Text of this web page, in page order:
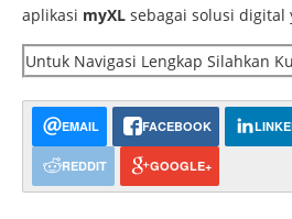
aplikasi myXL sebagai solusi digital
Untuk Navigasi Lengkap Silahkan
EMAIL FACEBOOK
REDDIT GOOGLE+